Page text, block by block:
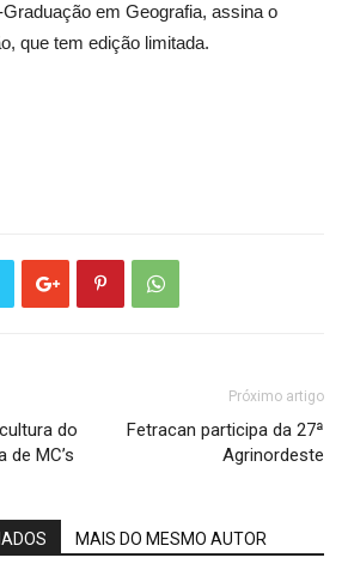
em Geografia, assina o
que tem edição limitada.
do
MC’s
Próximo artigo
Fetracan participa da 27ª
Agrinordeste
MAIS DO MESMO AUTOR